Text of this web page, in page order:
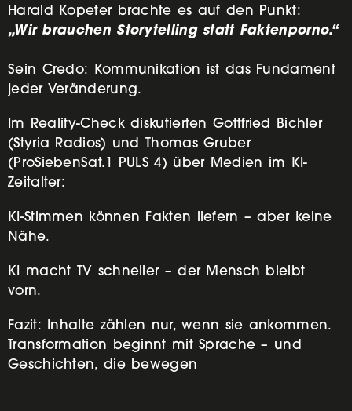
Harald Kopeter brachte es auf den Punkt:
„Wir brauchen Storytelling statt Faktenporno.“
Sein Credo: Kommunikation ist das Fundament
jeder Veränderung.
Im Reality-Check diskutierten Gottfried Bichler
(Styria Radios) und Thomas Gruber
(ProSiebenSat.1 PULS 4) über Medien im KI-
Zeitalter:
KI-Stimmen können Fakten liefern – aber keine
Nähe.
KI macht TV schneller – der Mensch bleibt
vorn.
Fazit: Inhalte zählen nur, wenn sie ankommen.
Transformation beginnt mit Sprache – und
Geschichten, die bewegen